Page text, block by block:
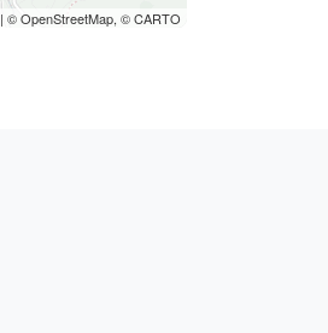
| © OpenStreetMap, © CARTO